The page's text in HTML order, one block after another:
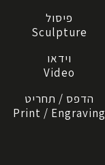
פיסול
Sculpture
וידאו
Video
הדפס / תחריט
Print / Engraving